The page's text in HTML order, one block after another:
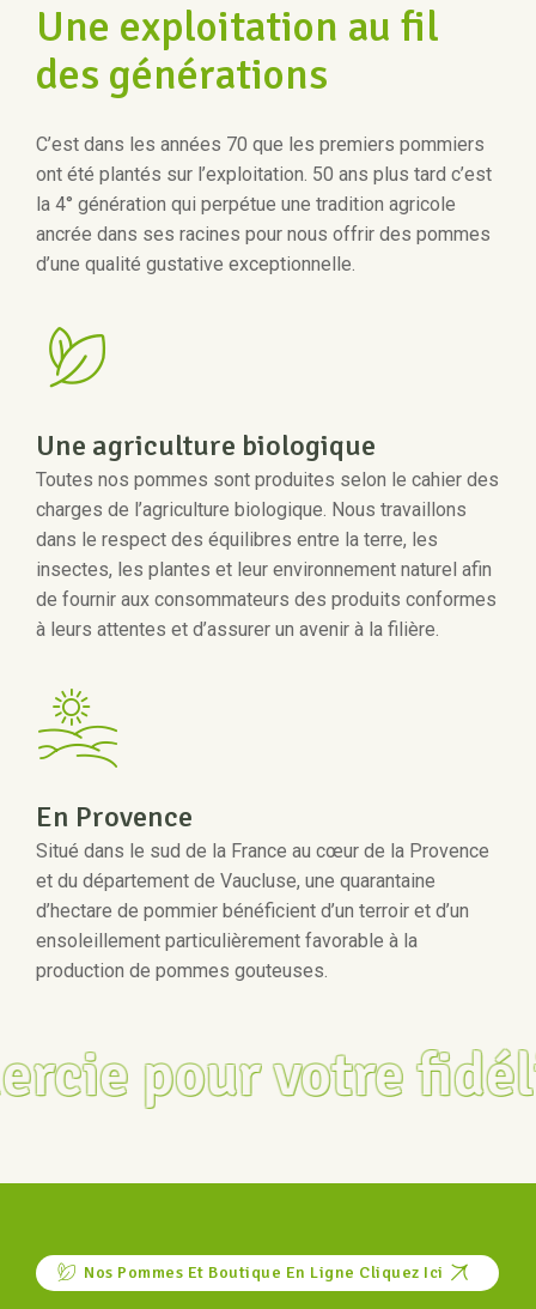
Une exploitation au fil
des générations
C’est dans les années 70 que les premiers pommiers
ont été plantés sur l’exploitation. 50 ans plus tard c’est
la 4° génération qui perpétue une tradition agricole
ancrée dans ses racines pour nous offrir des pommes
d’une qualité gustative exceptionnelle.
Une agriculture biologique
Toutes nos pommes sont produites selon le cahier des
charges de l’agriculture biologique. Nous travaillons
dans le respect des équilibres entre la terre, les
insectes, les plantes et leur environnement naturel afin
de fournir aux consommateurs des produits conformes
à leurs attentes et d’assurer un avenir à la filière.
En Provence
Situé dans le sud de la France au cœur de la Provence
et du département de Vaucluse, une quarantaine
d’hectare de pommier bénéficient d’un terroir et d’un
ensoleillement particulièrement favorable à la
production de pommes gouteuses.
fidélité, on se
Nos Pommes Et Boutique En Ligne Cliquez Ici